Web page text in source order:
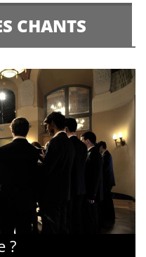
CHANTS
?